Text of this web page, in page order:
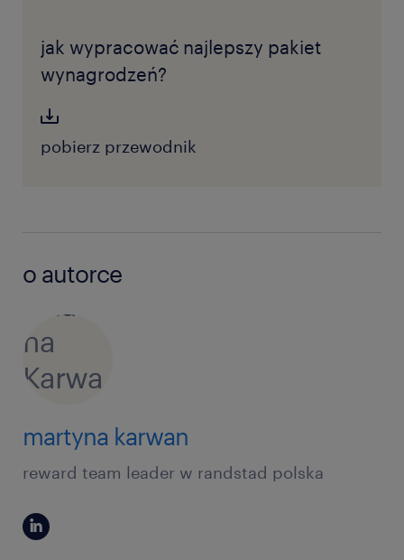
jak wypracować najlepszy pakiet
wynagrodzeń?
pobierz przewodnik
o autorce
martyna karwan
reward team leader w randstad polska